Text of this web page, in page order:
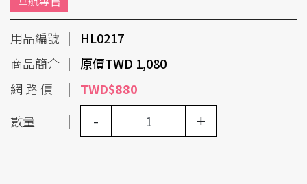
用品編號
HL0217
商品簡介
原價TWD 1,080
網 路 價
TWD$880
數量
- +